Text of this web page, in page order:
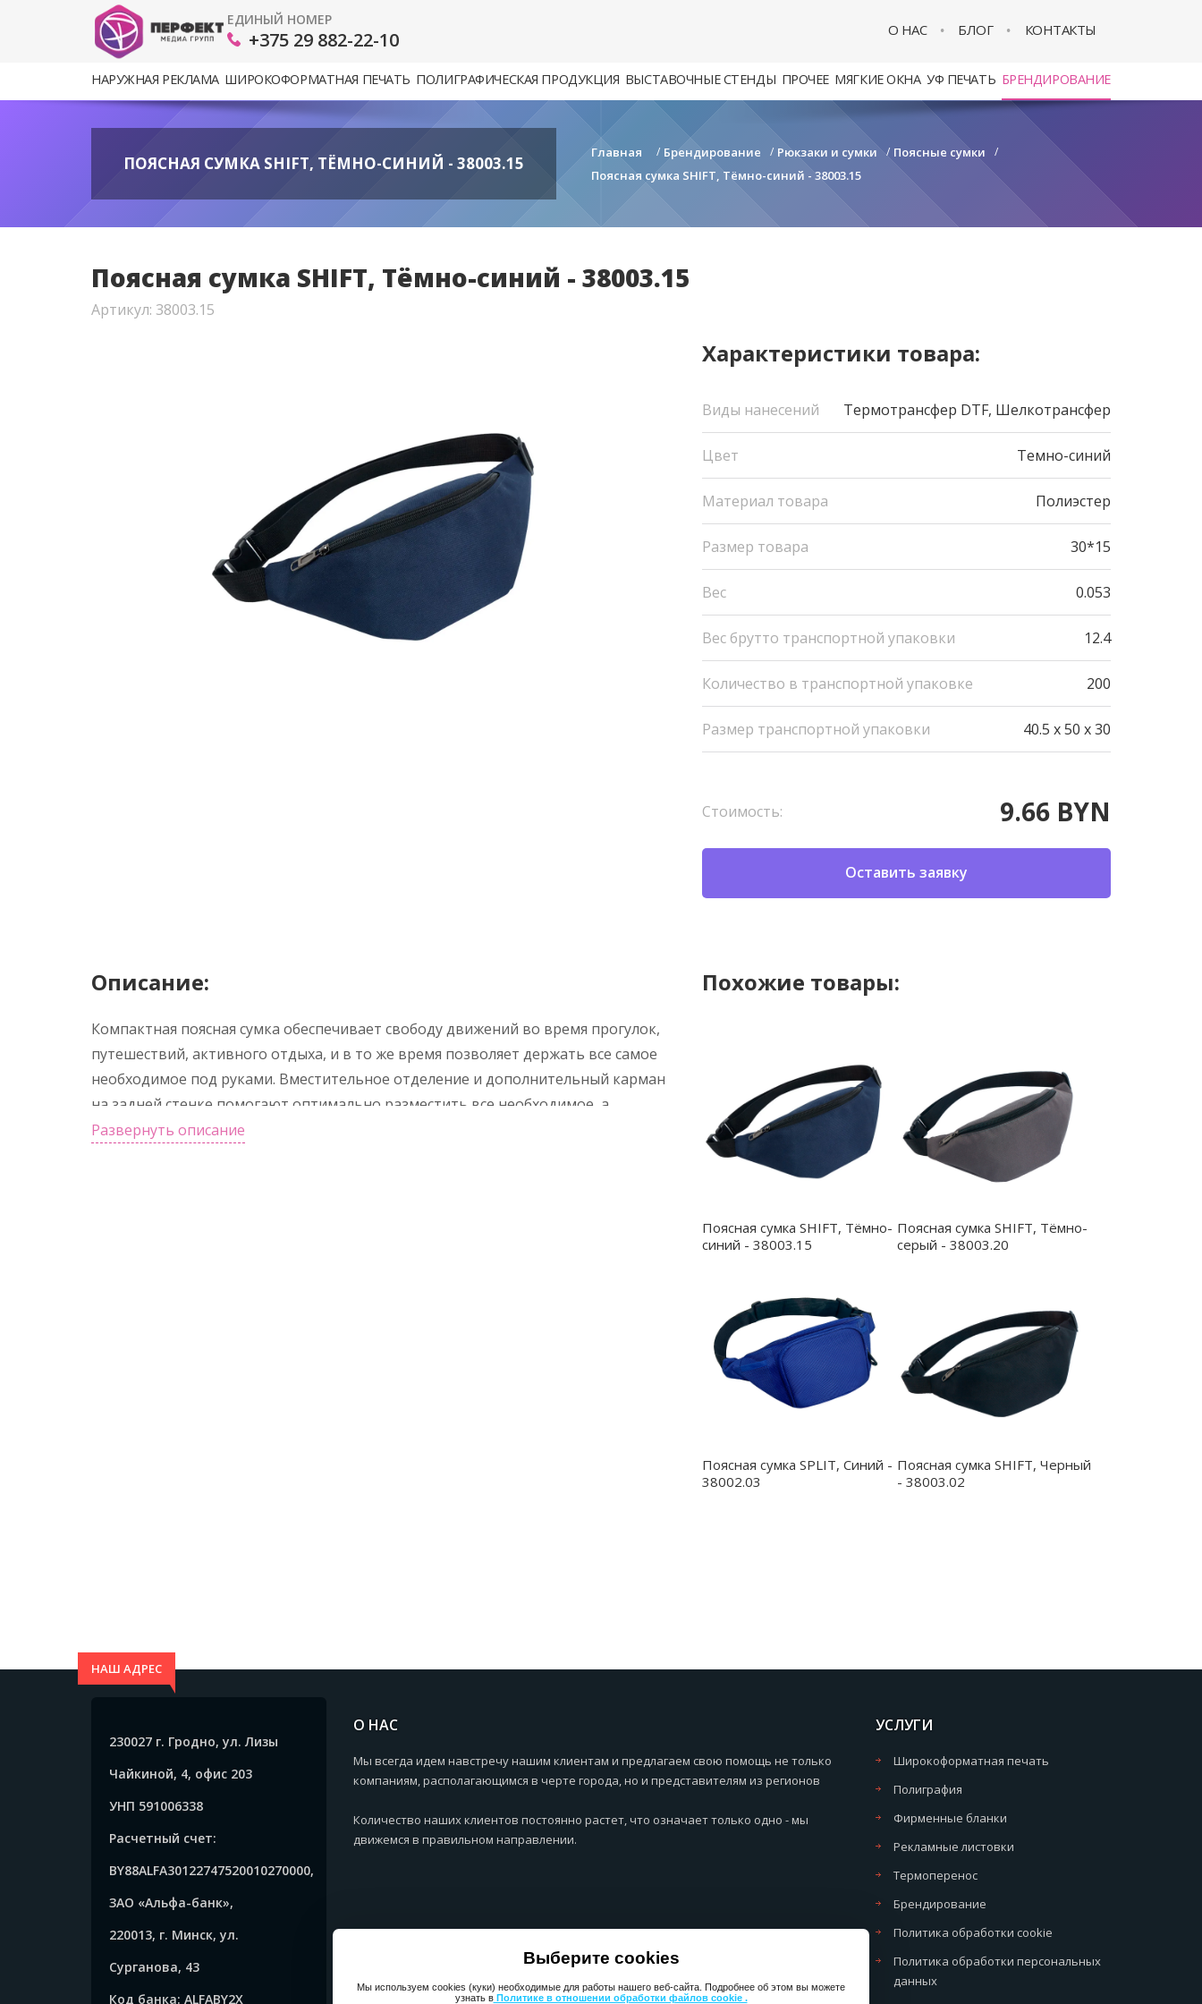
ЕДИНЫЙ НОМЕР
+375 29 882-22-10 О НАС БЛОГ КОНТАКТЫ
Выберите cookies
Мы используем cookies (куки) необходимые для работы нашего веб-сайта. Подробнее об этом вы можете
узнать вПолитике в отношении обработки файлов cookie .
НАРУЖНАЯ РЕКЛАМА ШИРОКОФОРМАТНАЯ ПЕЧАТЬ ПОЛИГРАФИЧЕСКАЯ ПРОДУКЦИЯ ВЫСТАВОЧНЫЕ СТЕНДЫ ПРОЧЕЕ МЯГКИЕ ОКНА УФ ПЕЧАТЬ БРЕНДИРОВАНИЕ
ПОЯСНАЯ СУМКА SHIFT, ТЁМНО-СИНИЙ - 38003.15
Главная / Брендирование / Рюкзаки и сумки / Поясные сумки /
Поясная сумка SHIFT, Тёмно-синий - 38003.15
Поясная сумка SHIFT, Тёмно-синий - 38003.15
Артикул: 38003.15
Характеристики товара:
Виды нанесений Термотрансфер DTF, Шелкотрансфер
Цвет Темно-синий
Материал товара Полиэстер
Размер товара 30*15
Вес 0.053
Вес брутто транспортной упаковки 12.4
Количество в транспортной упаковке 200
Размер транспортной упаковки 40.5 x 50 x 30
Стоимость: 9.66 BYN
Оставить заявку
Описание:
Компактная поясная сумка обеспечивает свободу движений во время прогулок,
путешествий, активного отдыха, и в то же время позволяет держать все самое
необходимое под руками. Вместительное отделение и дополнительный карман
на задней стенке помогают оптимально разместить все необходимое, а
влагозащитный материал надежно его защитит. Регулируемый по длине ремень
Развернуть описание
Похожие товары:
Поясная сумка SHIFT, Тёмно-
синий - 38003.15
Поясная сумка SHIFT, Тёмно-
серый - 38003.20
Поясная сумка SPLIT, Синий -
38002.03
Поясная сумка SHIFT, Черный
- 38003.02
НАШ АДРЕС
230027 г. Гродно, ул. Лизы
Чайкиной, 4, офис 203
УНП 591006338
Расчетный счет:
BY88ALFA30122747520010270000,
ЗАО «Альфа-банк»,
220013, г. Минск, ул.
Сурганова, 43
Код банка: ALFABY2X
О НАС
Мы всегда идем навстречу нашим клиентам и предлагаем свою помощь не только
компаниям, располагающимся в черте города, но и представителям из регионов
Количество наших клиентов постоянно растет, что означает только одно - мы
движемся в правильном направлении.
УСЛУГИ
Широкоформатная печать
Полиграфия
Фирменные бланки
Рекламные листовки
Термоперенос
Брендирование
Политика обработки cookie
Политика обработки персональных
данных